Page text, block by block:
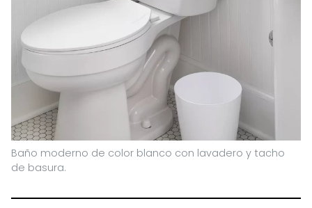
Baño moderno de color blanco con lavadero y tacho
de basura.